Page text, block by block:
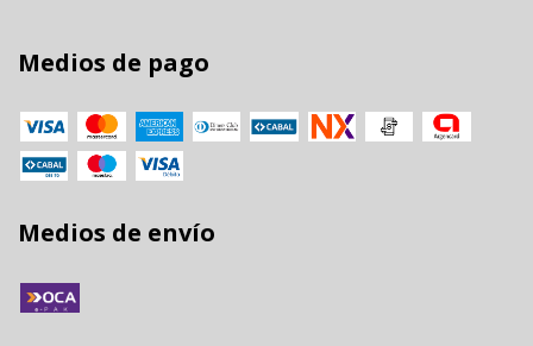
Medios de pago
Medios de envío